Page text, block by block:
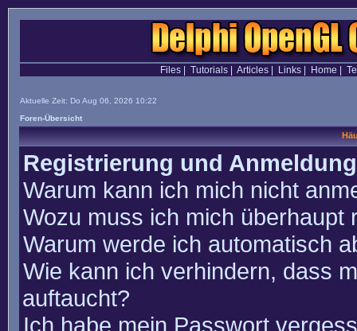
Files| Tutorials| Articles| Links| Home
Aktuelle Zeit: Do Aug 06, 2026 10:22
Foren-Übersicht
Registrierung und Anmeldung
Warum kann ich mich nicht
Wozu muss ich mich überhaupt
Warum werde ich automatisch
Wie kann ich verhindern, dass
auftaucht?
Ich habe mein Passwort